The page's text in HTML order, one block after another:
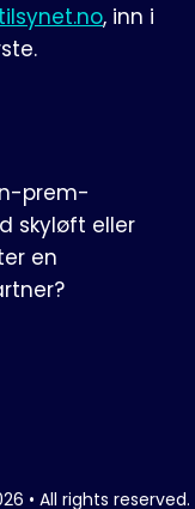
, inn i
prem-
skyløft eller
en
• All rights reserved.